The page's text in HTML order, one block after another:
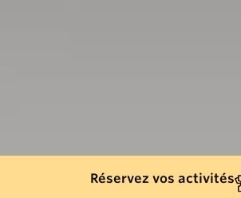
Réservez vos activités